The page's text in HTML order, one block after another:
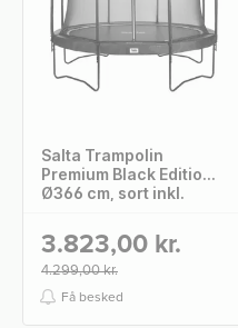
Salta Trampolin
Premium Black Edition
Ø366 cm, sort inkl.
3.823,00 kr.
4.299,00 kr.
Få besked